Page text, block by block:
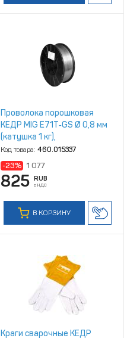
Проволока порошковая
КЕДР MIG E71T‑GS Ø 0,8 мм
(катушка 1 кг),
самозащитная
Код товара: 460.015337
-23% 1 077
825 RUB
с НДС
В КОРЗИНУ
Краги сварочные КЕДP